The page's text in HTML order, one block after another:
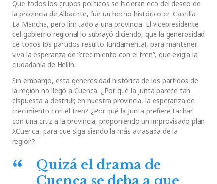
Que todos los grupos políticos se hicieran eco del deseo de
la provincia de Albacete, fue un hecho histórico en Castilla-
La Mancha, pero limitado a una provincia. El vicepresidente
del gobierno regional lo subrayó diciendo, que la generosidad
de todos los partidos resultó fundamental, para mantener
viva la esperanza de “crecimiento con el tren”, que exigía la
ciudadanía de Hellín.
Sin embargo, esta generosidad histórica de los partidos de
la región no llegó a Cuenca. ¿Por qué la Junta parece tan
dispuesta a destruir, en nuestra provincia, la esperanza de
crecimiento con el tren? ¿Por qué la Junta prefiere tachar
con una cruz a la provincia, proponiendo un improvisado plan
XCuenca, para que siga siendo la más atrasada de la
región?
Quizá el drama de
Cuenca se deba a que